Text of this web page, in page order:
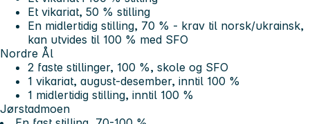
Et vikariat, 50 % stilling
En midlertidig stilling, 70 % - krav til norsk/ukrainsk,
kan utvides til 100 % med SFO
Nordre Ål
2 faste stillinger, 100 %, skole og SFO
1 vikariat, august-desember, inntil 100 %
1 midlertidig stilling, inntil 100 %
Jørstadmoen